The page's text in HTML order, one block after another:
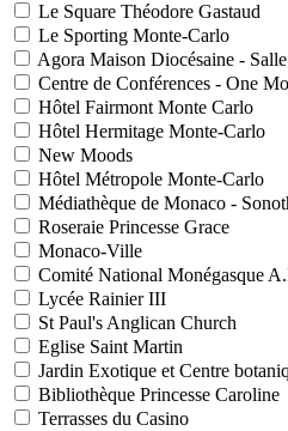
Le Square Théodore Gastaud
Le Sporting Monte-Carlo
Agora Maison Diocésaine -
Centre de Conférences - One
Hôtel Fairmont Monte Carlo
Hôtel Hermitage Monte-Carlo
New Moods
Hôtel Métropole Monte-Carlo
Médiathèque de Monaco -
Roseraie Princesse Grace
Monaco-Ville
Comité National Monégasque
Lycée Rainier III
St Paul's Anglican Church
Eglise Saint Martin
Jardin Exotique et Centre
Bibliothèque Princesse Caroline
Terrasses du Casino